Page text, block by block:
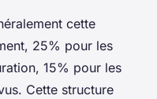
cette
25% pour les
15% pour les
Cette structure